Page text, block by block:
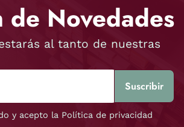
de Novedades
al tanto de nuestras
y acepto la Política de privacidad